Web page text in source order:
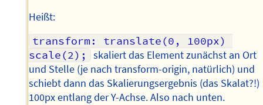
Heißt:
transform: translate(0, 100px)
scale(2);
skaliert das Element zunächst an Ort
und Stelle (je nach transform-origin, natürlich) und
schiebt dann das Skalierungsergebnis (das Skalat?!)
100px entlang der Y-Achse. Also nach unten.